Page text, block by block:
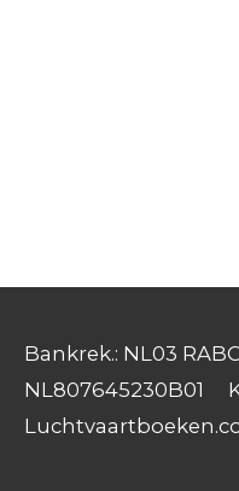
Bankrek.: NL03
NL807645230B01